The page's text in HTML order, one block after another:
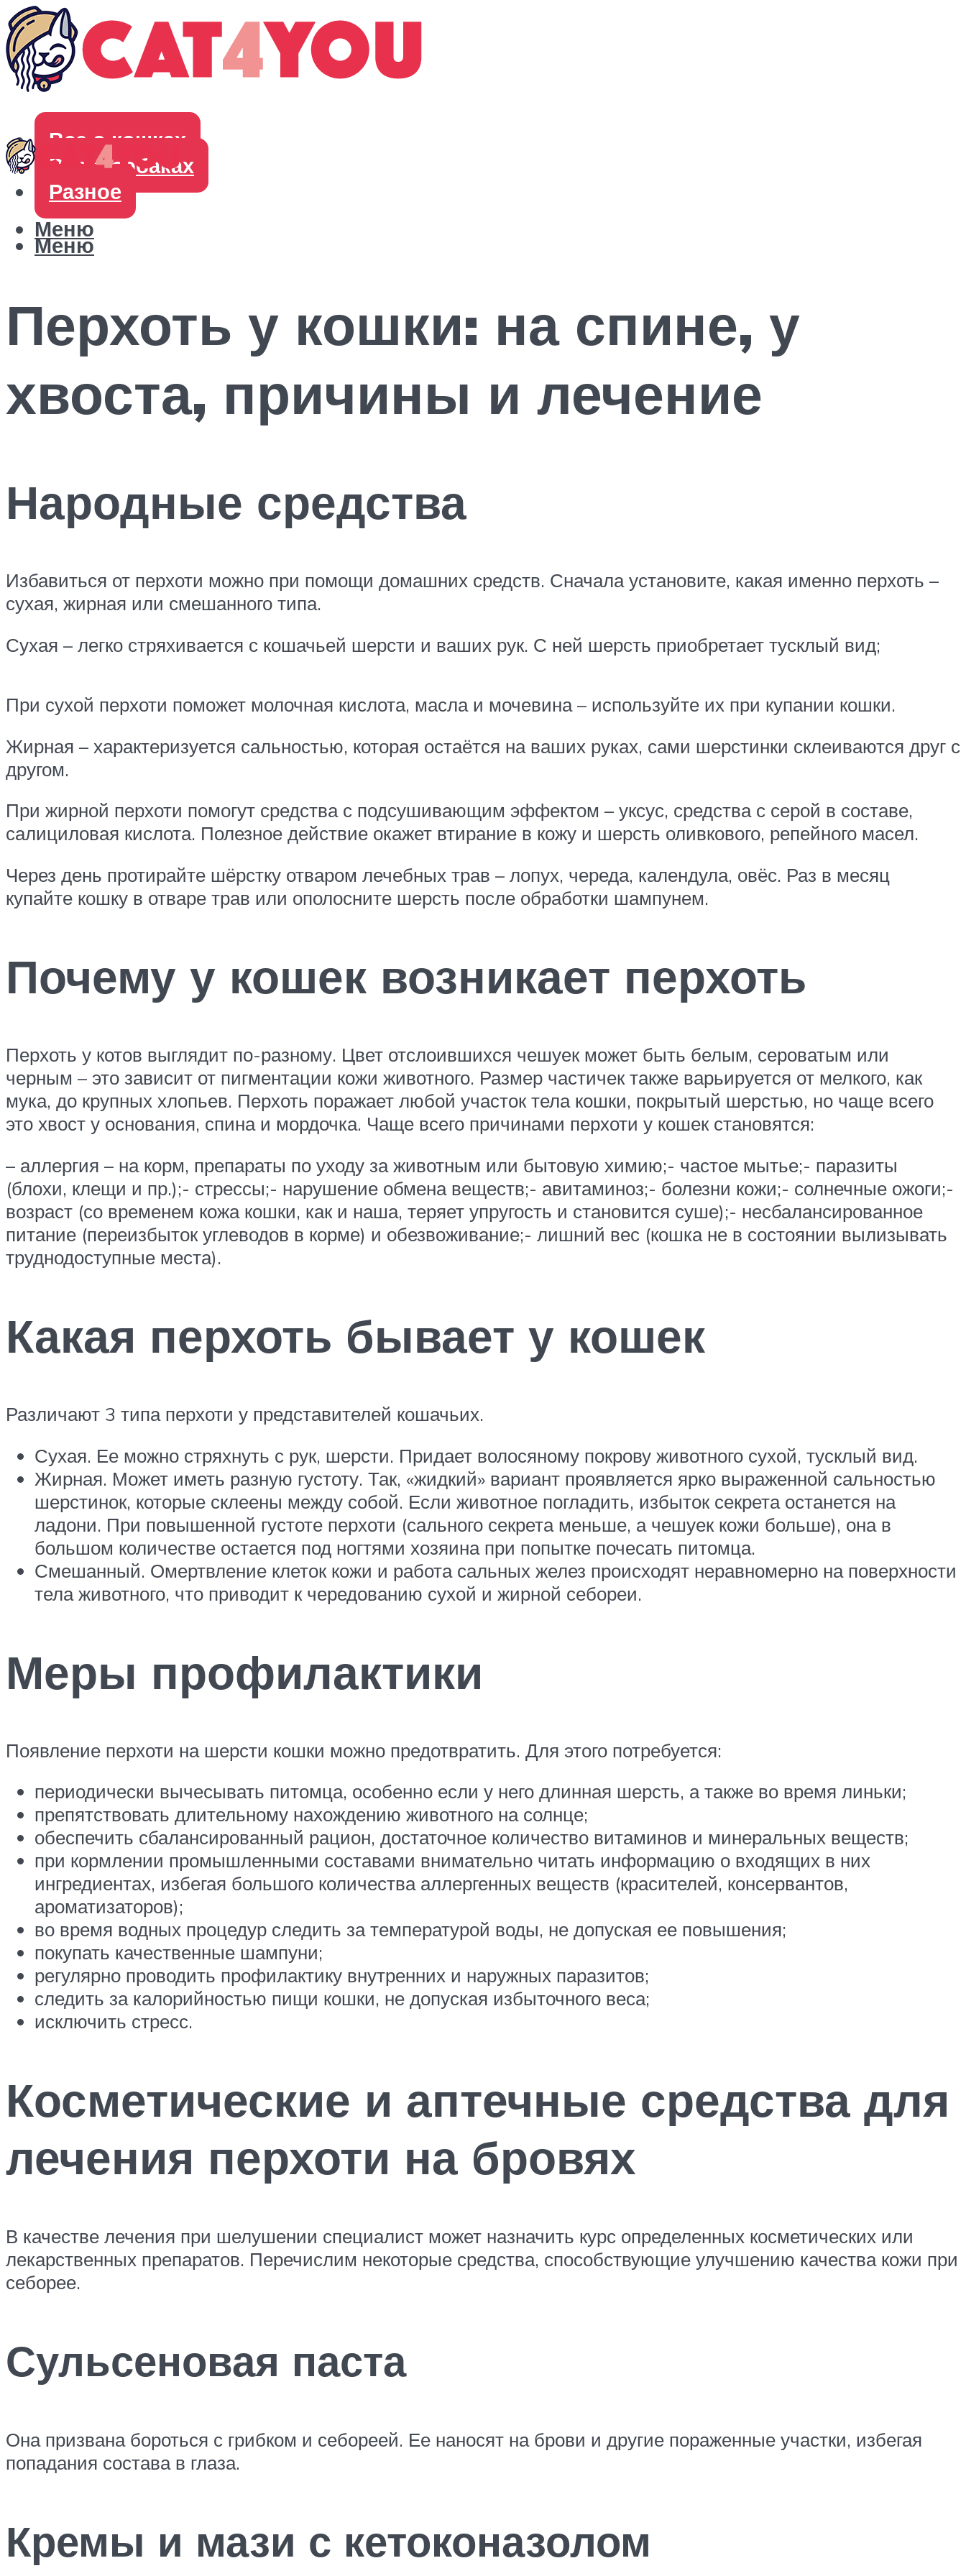
Все о кошках
Все о собаках
Разное
Меню
Меню
Перхоть у кошки: на спине, у
хвоста, причины и лечение
Народные средства
Избавиться от перхоти можно при помощи домашних средств. Сначала установите, какая именно перхоть –
сухая, жирная или смешанного типа.
Сухая – легко стряхивается с кошачьей шерсти и ваших рук. С ней шерсть приобретает тусклый вид;
При сухой перхоти поможет молочная кислота, масла и мочевина – используйте их при купании кошки.
Жирная – характеризуется сальностью, которая остаётся на ваших руках, сами шерстинки склеиваются друг с
другом.
При жирной перхоти помогут средства с подсушивающим эффектом – уксус, средства с серой в составе,
салициловая кислота. Полезное действие окажет втирание в кожу и шерсть оливкового, репейного масел.
Через день протирайте шёрстку отваром лечебных трав – лопух, череда, календула, овёс. Раз в месяц
купайте кошку в отваре трав или ополосните шерсть после обработки шампунем.
Почему у кошек возникает перхоть
Перхоть у котов выглядит по-разному. Цвет отслоившихся чешуек может быть белым, сероватым или
черным – это зависит от пигментации кожи животного. Размер частичек также варьируется от мелкого, как
мука, до крупных хлопьев. Перхоть поражает любой участок тела кошки, покрытый шерстью, но чаще всего
это хвост у основания, спина и мордочка. Чаще всего причинами перхоти у кошек становятся:
– аллергия – на корм, препараты по уходу за животным или бытовую химию;- частое мытье;- паразиты
(блохи, клещи и пр.);- стрессы;- нарушение обмена веществ;- авитаминоз;- болезни кожи;- солнечные ожоги;-
возраст (со временем кожа кошки, как и наша, теряет упругость и становится суше);- несбалансированное
питание (переизбыток углеводов в корме) и обезвоживание;- лишний вес (кошка не в состоянии вылизывать
труднодоступные места).
Какая перхоть бывает у кошек
Различают 3 типа перхоти у представителей кошачьих.
Сухая. Ее можно стряхнуть с рук, шерсти. Придает волосяному покрову животного сухой, тусклый вид.
Жирная. Может иметь разную густоту. Так, «жидкий» вариант проявляется ярко выраженной сальностью
шерстинок, которые склеены между собой. Если животное погладить, избыток секрета останется на
ладони. При повышенной густоте перхоти (сального секрета меньше, а чешуек кожи больше), она в
большом количестве остается под ногтями хозяина при попытке почесать питомца.
Смешанный. Омертвление клеток кожи и работа сальных желез происходят неравномерно на поверхности
тела животного, что приводит к чередованию сухой и жирной себореи.
Меры профилактики
Появление перхоти на шерсти кошки можно предотвратить. Для этого потребуется:
периодически вычесывать питомца, особенно если у него длинная шерсть, а также во время линьки;
препятствовать длительному нахождению животного на солнце;
обеспечить сбалансированный рацион, достаточное количество витаминов и минеральных веществ;
при кормлении промышленными составами внимательно читать информацию о входящих в них
ингредиентах, избегая большого количества аллергенных веществ (красителей, консервантов,
ароматизаторов);
во время водных процедур следить за температурой воды, не допуская ее повышения;
покупать качественные шампуни;
регулярно проводить профилактику внутренних и наружных паразитов;
следить за калорийностью пищи кошки, не допуская избыточного веса;
исключить стресс.
Косметические и аптечные средства для
лечения перхоти на бровях
В качестве лечения при шелушении специалист может назначить курс определенных косметических или
лекарственных препаратов. Перечислим некоторые средства, способствующие улучшению качества кожи при
себорее.
Сульсеновая паста
Она призвана бороться с грибком и себореей. Ее наносят на брови и другие пораженные участки, избегая
попадания состава в глаза.
Кремы и мази с кетоконазолом